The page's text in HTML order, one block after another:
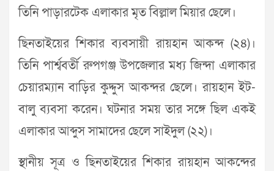
তিনি পাড়ারটেক এলাকার মৃত বিল্লাল মিয়ার ছেলে।
ছিনতাইয়ের শিকার ব্যবসায়ী রায়হান আকন্দ (২৪)।
তিনি পার্শ্ববর্তী রুপগঞ্জ উপজেলার মধ্য জিন্দা এলাকার
চেয়ারম্যান বাড়ির কুদ্দুস আকন্দর ছেলে। রায়হান ইট-
বালু ব্যবসা করেন। ঘটনার সময় তার সঙ্গে ছিল একই
এলাকার আব্দুস সামাদের ছেলে সাইদুল (২২)।
স্থানীয় সূত্র ও ছিনতাইয়ের শিকার রায়হান আকন্দের